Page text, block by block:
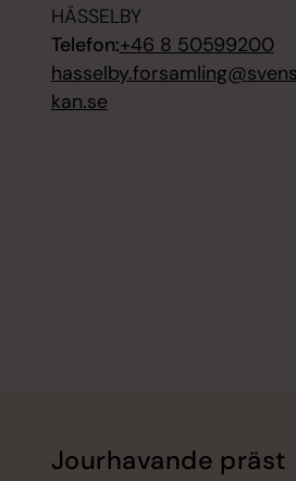
HÄSSELBY
Telefon:+46 8 50599200
kan.se
Jourhavande präst